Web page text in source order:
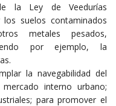
la Ley de Veedurías
los suelos contaminados
metales pesados,
por ejemplo, la
la navegabilidad del
interno urbano;
para promover el